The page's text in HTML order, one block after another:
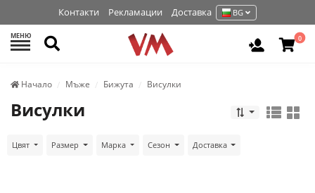
Контакти Рекламации Доставка BG
МЕНЮ Търси Вход /0
Начало Мъже Бижута Висулки
Висулки
Цвят Размер Марка Сезон Доставка